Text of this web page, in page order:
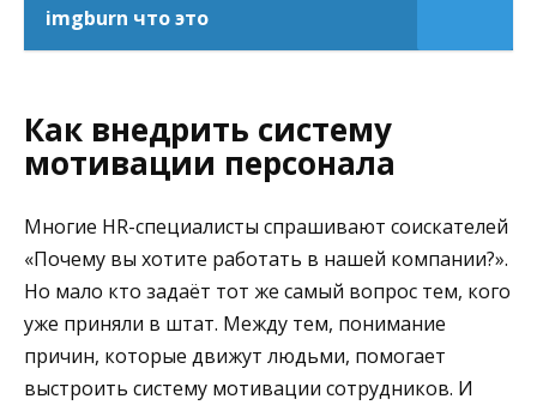
imgburn что это
Как внедрить систему
мотивации персонала
Многие HR-специалисты спрашивают соискателей
«Почему вы хотите работать в нашей компании?».
Но мало кто задаёт тот же самый вопрос тем, кого
уже приняли в штат. Между тем, понимание
причин, которые движут людьми, помогает
выстроить систему мотивации сотрудников. И